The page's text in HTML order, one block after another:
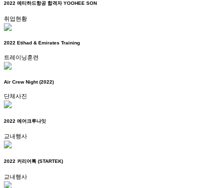
2022 에티하드항공 합격자 YOOHEE SON
취업현황
2022 Etihad & Emirates Training
트레이닝훈련
Air Crew Night (2022)
단체사진
2022 에어크루나잇
교내행사
2022 커리어톡 (STARTEK)
교내행사